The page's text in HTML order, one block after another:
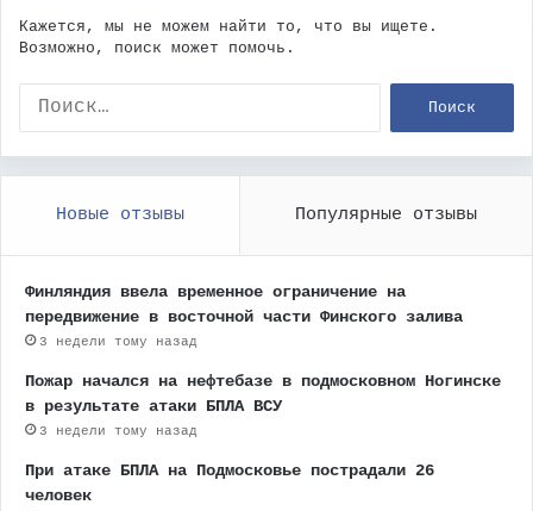
Кажется, мы не можем найти то, что вы ищете.
Возможно, поиск может помочь.
Новые отзывы Популярные отзывы
Финляндия ввела временное ограничение на
передвижение в восточной части Финского залива
3 недели тому назад
Пожар начался на нефтебазе в подмосковном Ногинске
в результате атаки БПЛА ВСУ
3 недели тому назад
При атаке БПЛА на Подмосковье пострадали 26
человек